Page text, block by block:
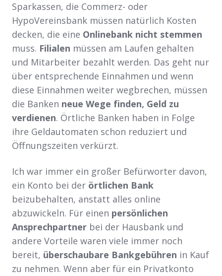
Sparkassen, die Commerz- oder
HypoVereinsbank müssen natürlich Kosten
decken, die eine Onlinebank nicht stemmen
muss. Filialen müssen am Laufen gehalten
und Mitarbeiter bezahlt werden. Das geht nur
über entsprechende Einnahmen und wenn
diese Einnahmen weiter wegbrechen, müssen
die Banken neue Wege finden, Geld zu
verdienen. Örtliche Banken haben in Folge
ihre Geldautomaten schon reduziert und
Öffnungszeiten verkürzt.
Ich war immer ein großer Befürworter davon,
ein Konto bei der örtlichen Bank
beizubehalten, anstatt alles online
abzuwickeln. Für einen persönlichen
Ansprechpartner bei der Hausbank und
andere Vorteile waren viele immer noch
bereit, überschaubare Bankgebühren in Kauf
zu nehmen. Wenn aber für ein Privatkonto